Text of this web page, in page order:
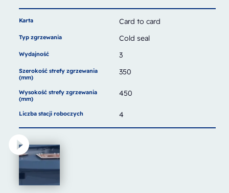
Karta Card to card
Typ zgrzewania Cold seal
Wydajność 3
Szerokość strefy zgrzewania
(mm)
350
Wysokość strefy zgrzewania
(mm)
450
Liczba stacji roboczych 4